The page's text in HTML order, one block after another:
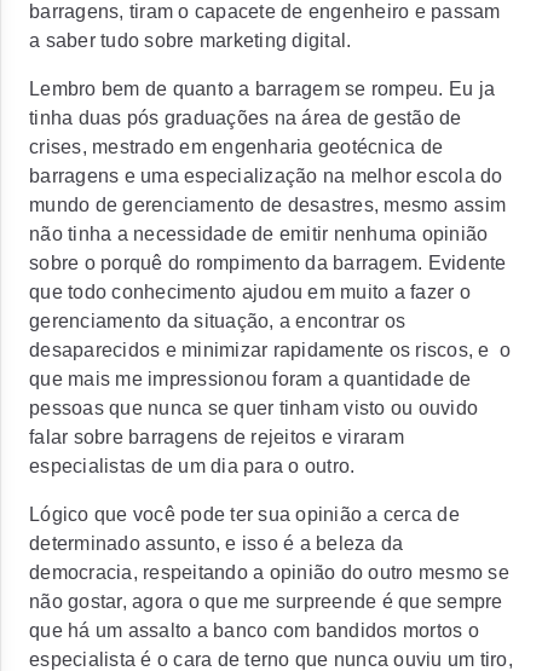
barragens, tiram o capacete de engenheiro e passam
a saber tudo sobre marketing digital.
Lembro bem de quanto a barragem se rompeu. Eu ja
tinha duas pós graduações na área de gestão de
crises, mestrado em engenharia geotécnica de
barragens e uma especialização na melhor escola do
mundo de gerenciamento de desastres, mesmo assim
não tinha a necessidade de emitir nenhuma opinião
sobre o porquê do rompimento da barragem. Evidente
que todo conhecimento ajudou em muito a fazer o
gerenciamento da situação, a encontrar os
desaparecidos e minimizar rapidamente os riscos, e o
que mais me impressionou foram a quantidade de
pessoas que nunca se quer tinham visto ou ouvido
falar sobre barragens de rejeitos e viraram
especialistas de um dia para o outro.
Lógico que você pode ter sua opinião a cerca de
determinado assunto, e isso é a beleza da
democracia, respeitando a opinião do outro mesmo se
não gostar, agora o que me surpreende é que sempre
que há um assalto a banco com bandidos mortos o
especialista é o cara de terno que nunca ouviu um tiro,